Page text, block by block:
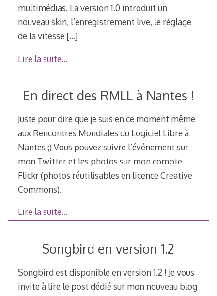
multimédias. La version 1.0 introduit un
nouveau skin, l’enregistrement live, le réglage
de la vitesse […]
Lire la suite…
En direct des RMLL à Nantes !
Juste pour dire que je suis en ce moment même
aux Rencontres Mondiales du Logiciel Libre à
Nantes ;) Vous pouvez suivre l’événement sur
mon Twitter et les photos sur mon compte
Flickr (photos réutilisables en licence Creative
Commons).
Lire la suite…
Songbird en version 1.2
Songbird est disponible en version 1.2 ! Je vous
invite à lire le post dédié sur mon nouveau blog